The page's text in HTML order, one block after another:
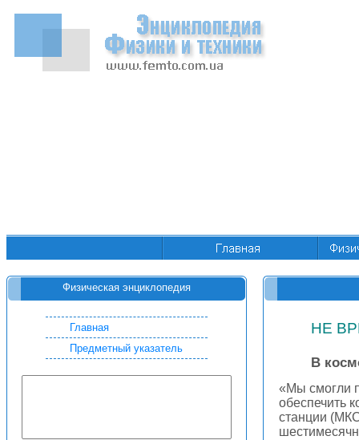
Физическая энциклопедия
Главная
Предметный указатель
НЕ
В
«Мы смогли
обеспечить
станции